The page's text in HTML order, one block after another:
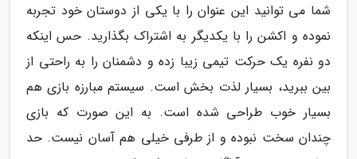
شما می توانید این عنوان را با یکی از دوستان خود تجربه
نموده و اکشن را با یکدیگر به اشتراک بگذارید. حس اینکه
دو نفره یک حرکت تیمی زیبا زده و دشمنان را به راحتی از
بین ببرید، بسیار لذت بخش است. سیستم مبارزه بازی هم
بسیار خوب طراحی شده است. به این صورت که بازی
چندان سخت نبوده و از طرفی خیلی هم آسان نیست. حد